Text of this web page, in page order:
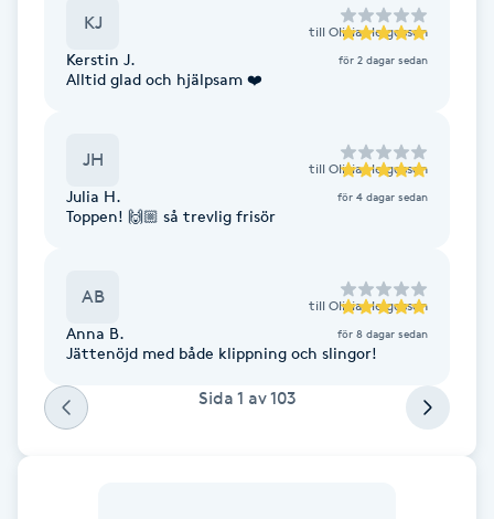
Fransk manikyr
Fransrengöring
Friskvård
Funktionsanalys
Färgning
KJ till Olivia Helgesson
Kerstin J. för 2 dagar sedan
Alltid glad och hjälpsam ❤️
JH till Olivia Helgesson
Julia H. för 4 dagar sedan
Toppen! 🙌🏼 så trevlig frisör
AB till Olivia Helgesson
Anna B. för 8 dagar sedan
Jättenöjd med både klippning och slingor!
Sida 1 av103